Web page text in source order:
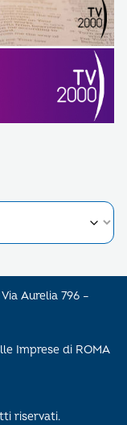
Aurelia 796 –
Imprese di ROMA
riservati.